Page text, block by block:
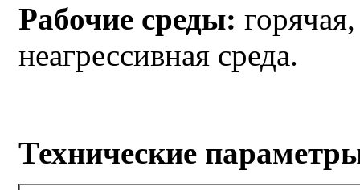
Рабочие среды:
неагрессивная среда.
Технические